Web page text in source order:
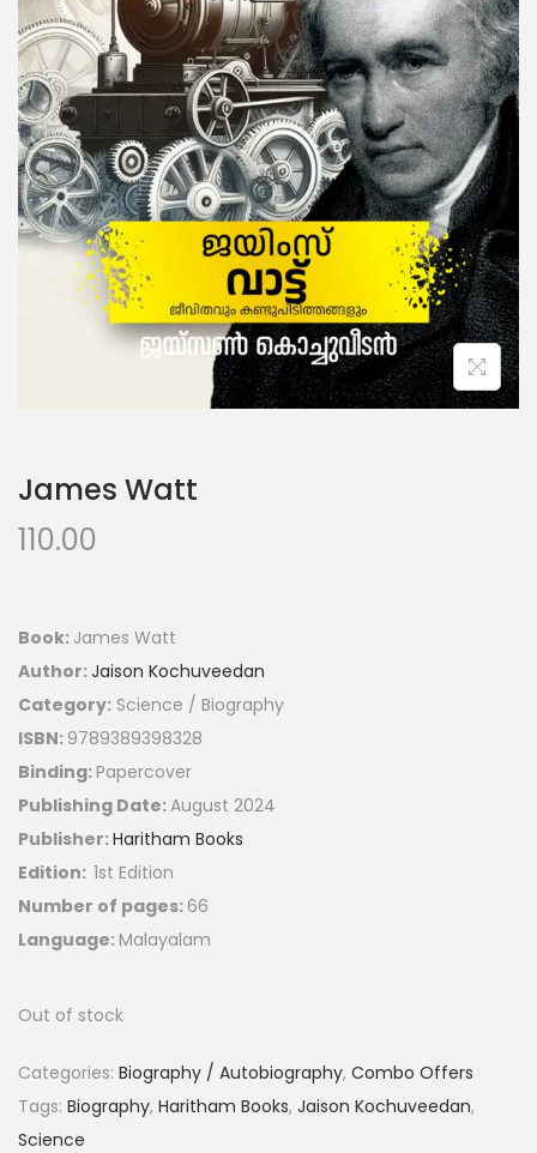
James Watt
110.00
Book: James Watt
Author:Jaison Kochuveedan
Category: Science / Biography
ISBN: 9789389398328
Binding: Papercover
Publishing Date:August 2024
Publisher:Haritham Books
Edition: 1st Edition
Number of pages: 66
Language: Malayalam
Out of stock
Categories: Biography / Autobiography, Combo Offers
Tags: Biography, Haritham Books, Jaison Kochuveedan,
Science